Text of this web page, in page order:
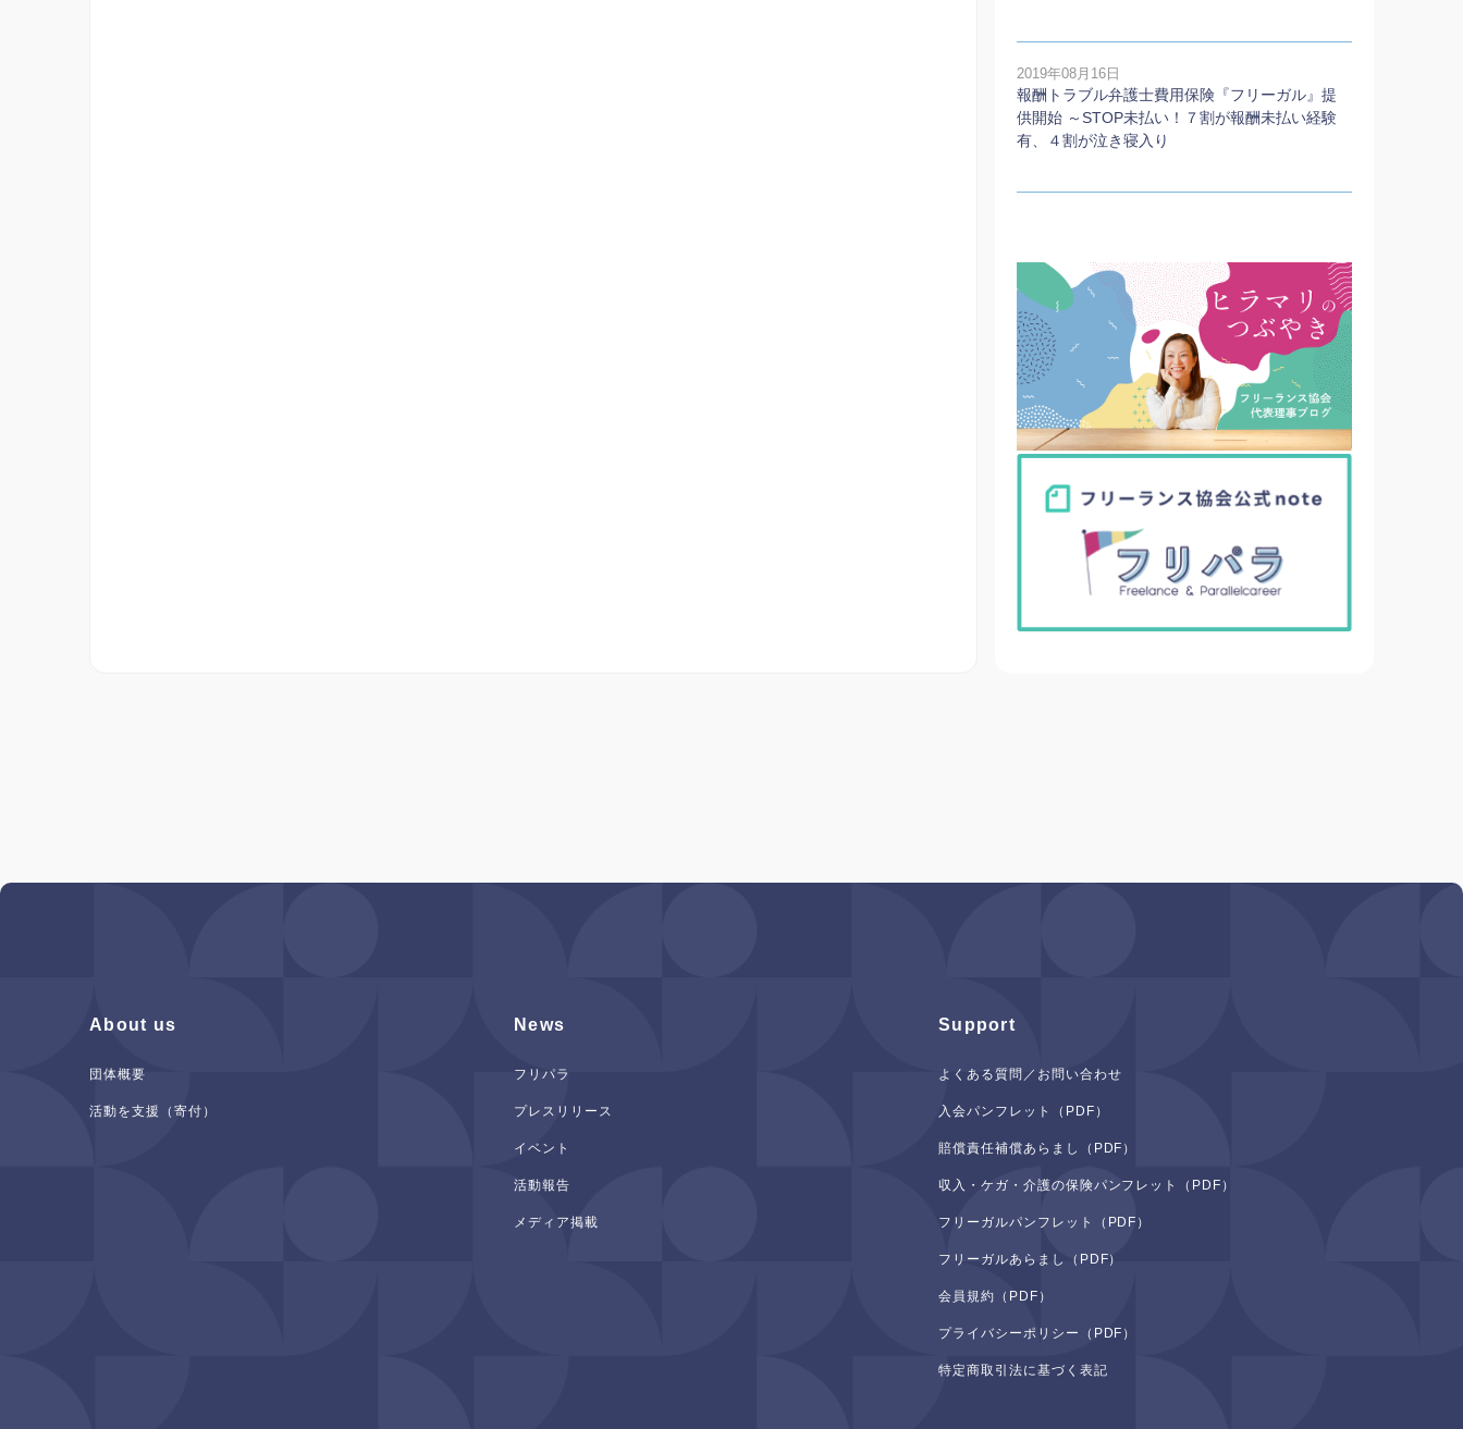
2019年08月16日
報酬トラブル弁護士費用保険『フリーガル』提
供開始 ～STOP未払い！７割が報酬未払い経験
有、４割が泣き寝入り
About us
団体概要
活動を支援（寄付）
News
フリパラ
プレスリリース
イベント
活動報告
メディア掲載
Support
よくある質問／お問い合わせ
入会パンフレット（PDF）
賠償責任補償あらまし（PDF）
収入・ケガ・介護の保険パンフレット（PDF）
フリーガルパンフレット（PDF）
フリーガルあらまし（PDF）
会員規約（PDF）
プライバシーポリシー（PDF）
特定商取引法に基づく表記